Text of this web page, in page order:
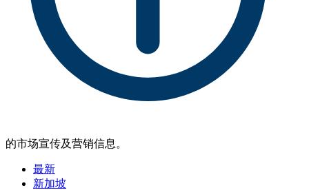
的市场宣传及营销信息。
最新
新加坡